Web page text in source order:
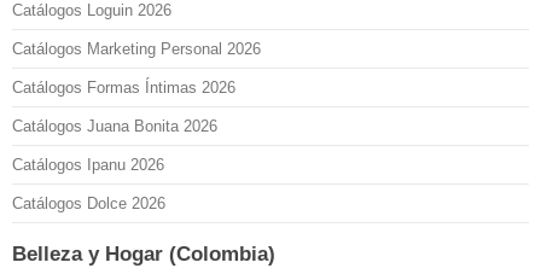
Catálogos Loguin 2026
Catálogos Marketing Personal 2026
Catálogos Formas Íntimas 2026
Catálogos Juana Bonita 2026
Catálogos Ipanu 2026
Catálogos Dolce 2026
Belleza y Hogar (Colombia)